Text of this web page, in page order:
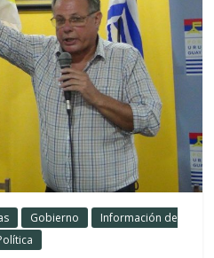
Gobierno
Información de